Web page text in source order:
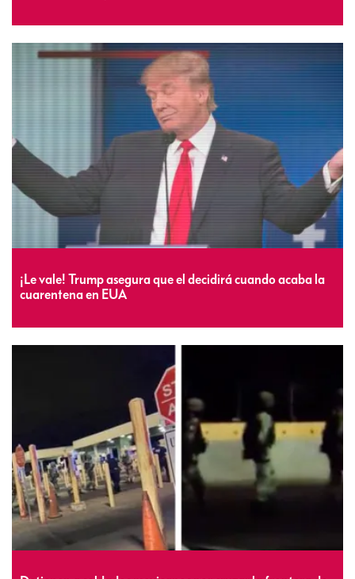
¡Le vale! Trump asegura que el decidirá cuando acaba la
cuarentena en EUA